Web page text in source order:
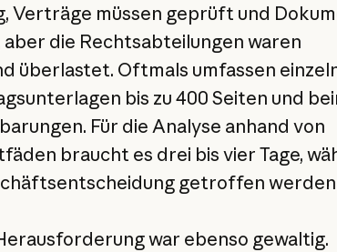
Verträge müssen geprüft und
die Rechtsabteilungen waren
überlastet. Oftmals umfassen
bis zu 400 Seiten und
Für die Analyse anhand von
braucht es drei bis vier Tage,
getroffen werden
war ebenso gewaltig.